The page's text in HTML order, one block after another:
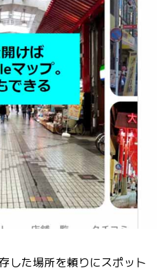
した場所を頼りにスポット